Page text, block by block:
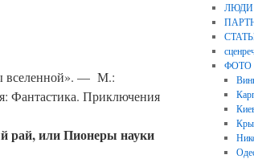
вселенной». — М.:
Фантастика. Приключения
рай, или Пионеры науки
ФОТО